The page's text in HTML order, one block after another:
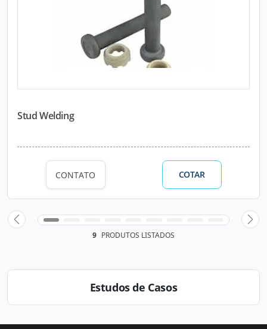
Stud Welding
CONTATO COTAR
9 PRODUTOS LISTADOS
Estudos de Casos